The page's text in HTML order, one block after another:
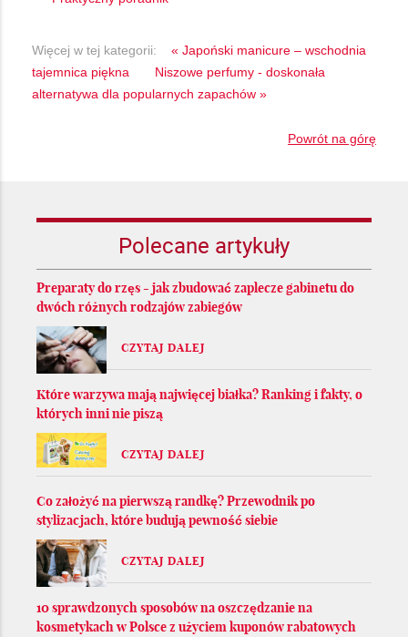
Więcej w tej kategorii:
« Japoński manicure – wschodnia
tajemnica piękna
Niszowe perfumy - doskonała
alternatywa dla popularnych zapachów »
Powrót na górę
Polecane artykuły
Preparaty do rzęs - jak zbudować zaplecze gabinetu do
dwóch różnych rodzajów zabiegów
CZYTAJ DALEJ
Które warzywa mają najwięcej białka? Ranking i fakty, o
których inni nie piszą
CZYTAJ DALEJ
Co założyć na pierwszą randkę? Przewodnik po
stylizacjach, które budują pewność siebie
CZYTAJ DALEJ
10 sprawdzonych sposobów na oszczędzanie na
kosmetykach w Polsce z użyciem kuponów rabatowych